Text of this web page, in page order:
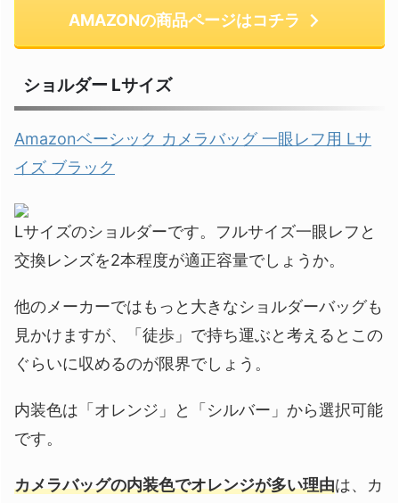
AMAZONの商品ページはコチラ
ショルダー Lサイズ
Amazonベーシック カメラバッグ 一眼レフ用 Lサ
イズ ブラック
Lサイズのショルダーです。フルサイズ一眼レフと
交換レンズを2本程度が適正容量でしょうか。
他のメーカーではもっと大きなショルダーバッグも
見かけますが、「徒歩」で持ち運ぶと考えるとこの
ぐらいに収めるのが限界でしょう。
内装色は「オレンジ」と「シルバー」から選択可能
です。
カメラバッグの内装色でオレンジが多い理由は、カ